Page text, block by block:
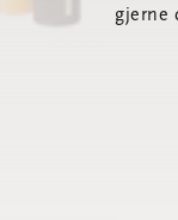
gjerne